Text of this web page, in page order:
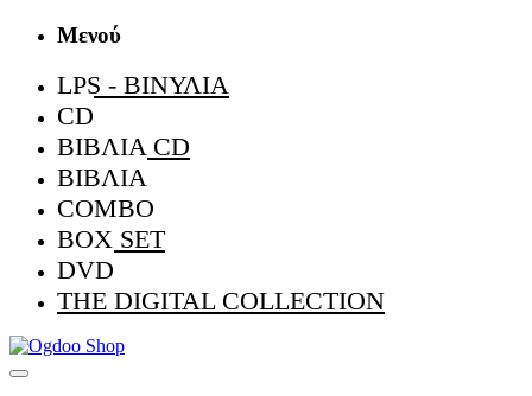
Μενού
LPS - ΒΙΝΎΛΙΑ
CD
ΒΙΒΛΊΑ CD
ΒΙΒΛΊΑ
COMBO
BOX SET
DVD
THE DIGITAL COLLECTION